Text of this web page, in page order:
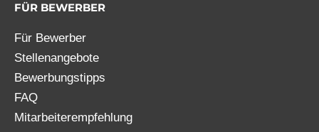
FÜR BEWERBER
Für Bewerber
Stellenangebote
Bewerbungstipps
FAQ
Mitarbeiterempfehlung